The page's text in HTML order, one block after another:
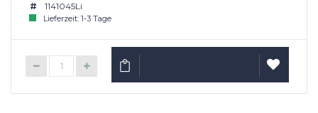
1141045Li
Lieferzeit: 1-3 Tage
IN DEN WARENKORB